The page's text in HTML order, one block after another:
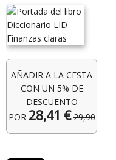
AÑADIR A LA CESTA
CON UN 5% DE
DESCUENTO
POR 28,41 € 29,90